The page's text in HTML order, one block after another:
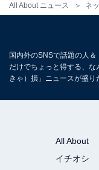
All About ニュース ネ
国内外のSNSで話題の人
だけでちょっと得する、
きゃ）損」ニュースが盛り
All About
イチオシ